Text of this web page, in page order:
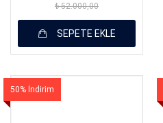
₺ 52.000,00
SEPETE EKLE
50% İndirim